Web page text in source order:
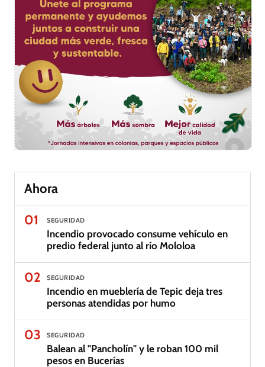
Ahora
01
SEGURIDAD
Incendio provocado consume vehículo en
predio federal junto al río Mololoa
02 SEGURIDAD
Incendio en mueblería de Tepic deja tres
personas atendidas por humo
03 SEGURIDAD
Balean al "Pancholín" y le roban 100 mil
pesos en Bucerías